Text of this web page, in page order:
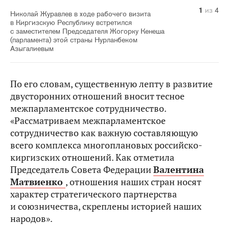
Николай Журавлев в ходе рабочего визита
в Киргизскую Республику встретился
с заместителем Председателя Жогорку Кенеша
(парламента) этой страны Нурланбеком
Азыгалиевым
1 из 4
2 из 4
3 из 4
4 из 4
По его словам, существенную лепту в развитие
двусторонних отношений вносит тесное
межпарламентское сотрудничество.
«Рассматриваем межпарламентское
сотрудничество как важную составляющую
всего комплекса многоплановых российско-
киргизских отношений. Как отметила
Председатель Совета ФедерацииВалентина
Матвиенко , отношения наших стран носят
характер стратегического партнерства
и союзничества, скреплены историей наших
народов».